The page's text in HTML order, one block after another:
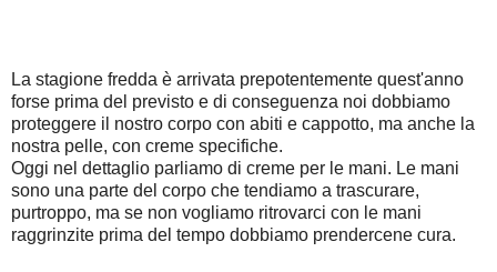
La stagione fredda è arrivata prepotentemente quest'anno
forse prima del previsto e di conseguenza noi dobbiamo
proteggere il nostro corpo con abiti e cappotto, ma anche la
nostra pelle, con creme specifiche.
Oggi nel dettaglio parliamo di creme per le mani. Le mani
sono una parte del corpo che tendiamo a trascurare,
purtroppo, ma se non vogliamo ritrovarci con le mani
raggrinzite prima del tempo dobbiamo prendercene cura.